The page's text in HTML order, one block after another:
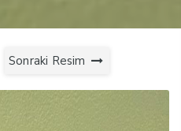
Sonraki Resim